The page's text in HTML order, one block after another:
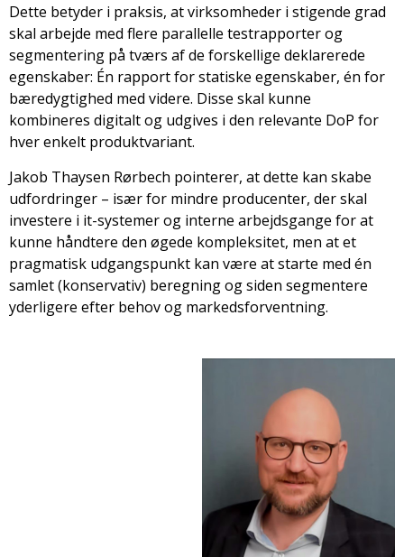
Dette betyder i praksis, at virksomheder i stigende grad
skal arbejde med flere parallelle testrapporter og
segmentering på tværs af de forskellige deklarerede
egenskaber: Én rapport for statiske egenskaber, én for
bæredygtighed med videre. Disse skal kunne
kombineres digitalt og udgives i den relevante DoP for
hver enkelt produktvariant.
Jakob Thaysen Rørbech pointerer, at dette kan skabe
udfordringer – især for mindre producenter, der skal
investere i it-systemer og interne arbejdsgange for at
kunne håndtere den øgede kompleksitet, men at et
pragmatisk udgangspunkt kan være at starte med én
samlet (konservativ) beregning og siden segmentere
yderligere efter behov og markedsforventning.